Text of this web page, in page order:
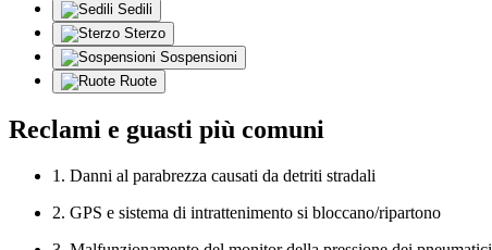
Sedili
Sterzo
Sospensioni
Ruote
Reclami e guasti più comuni
1. Danni al parabrezza causati da detriti stradali
2. GPS e sistema di intrattenimento si bloccano/ripartono